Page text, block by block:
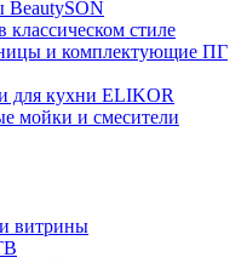
BeautySON
классическом стиле
и комплектующие ПГ
для кухни ELIKOR
мойки и смесители
витрины